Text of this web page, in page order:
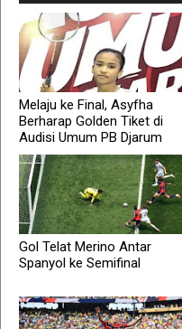
Melaju ke Final, Asyfha
Berharap Golden Tiket di
Audisi Umum PB Djarum
Gol Telat Merino Antar
Spanyol ke Semifinal